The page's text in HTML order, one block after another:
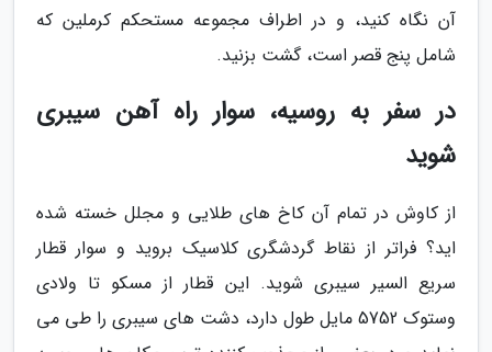
آن نگاه کنید، و در اطراف مجموعه مستحکم کرملین که
شامل پنج قصر است، گشت بزنید.
در سفر به روسیه، سوار راه آهن سیبری
شوید
از کاوش در تمام آن کاخ های طلایی و مجلل خسته شده
اید؟ فراتر از نقاط گردشگری کلاسیک بروید و سوار قطار
سریع السیر سیبری شوید. این قطار از مسکو تا ولادی
وستوک 5752 مایل طول دارد، دشت های سیبری را طی می